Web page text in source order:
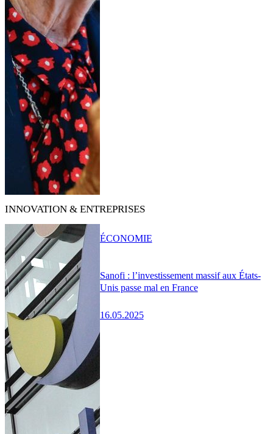
INNOVATION & ENTREPRISES
Sanofi : l’investissement massif aux États-
Unis passe mal en France
16.05.2025
ÉCONOMIE